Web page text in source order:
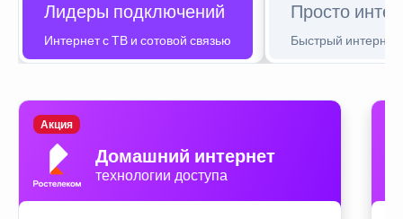
Лидеры подключений
Интернет с ТВ и сотовой связью
Просто
Быстрый интернет
Домашний интернет
технологии доступа
Акция